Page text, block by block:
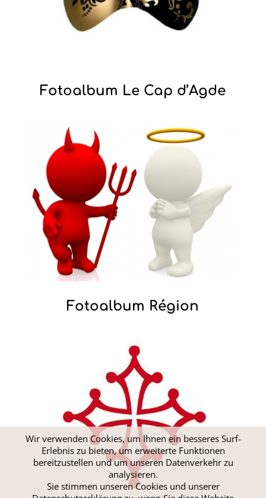
Fotoalbum Le Cap d’Agde
Fotoalbum Région
Wir verwenden Cookies, um Ihnen ein besseres Surf-
Erlebnis zu bieten, um erweiterte Funktionen
bereitzustellen und um unseren Datenverkehr zu
analysieren.
Sie stimmen unseren Cookies und unserer